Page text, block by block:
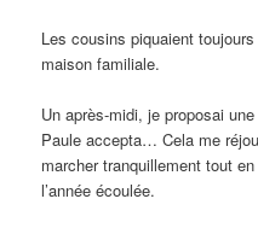
Les cousins piquaient
maison familiale.
Un après-midi, je proposai
Paule accepta… Cela me
marcher tranquillement tout
l’année écoulée.